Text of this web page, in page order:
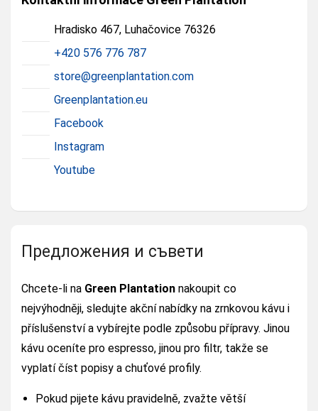
Hradisko 467, Luhačovice 76326
+420 576 776 787
store@greenplantation.com
Greenplantation.eu
Facebook
Instagram
Youtube
Предложения и съвети
Chcete-li na Green Plantation nakoupit co
nejvýhodněji, sledujte akční nabídky na zrnkovou kávu i
příslušenství a vybírejte podle způsobu přípravy. Jinou
kávu oceníte pro espresso, jinou pro filtr, takže se
vyplatí číst popisy a chuťové profily.
Pokud pijete kávu pravidelně, zvažte větší